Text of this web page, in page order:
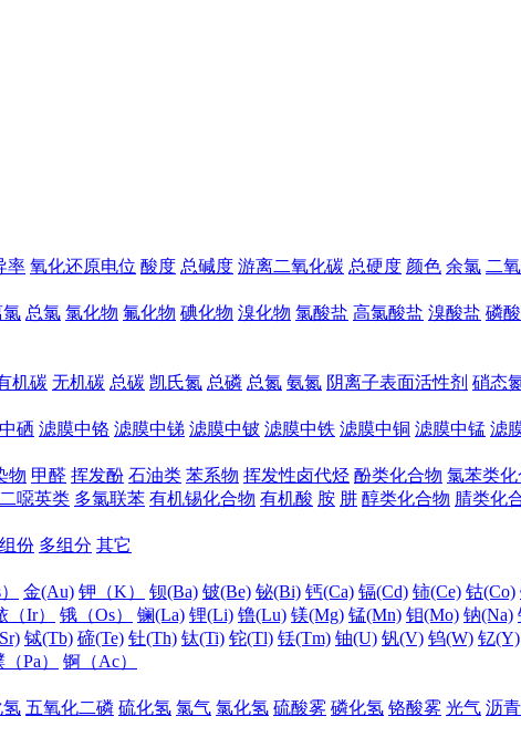
率 氧化还原电位 酸度 总碱度 游离二氧化碳 总硬度 颜色 余氯 二
氯 总氯 氯化物 氟化物 碘化物 溴化物 氯酸盐 高氯酸盐 溴酸盐 磷
机碳 无机碳 总碳 凯氏氮 总磷 总氮 氨氮 阴离子表面活性剂 硝态
硒 滤膜中铬 滤膜中锑 滤膜中铍 滤膜中铁 滤膜中铜 滤膜中锰 滤
物 甲醛 挥发酚 石油类 苯系物 挥发性卤代烃 酚类化合物 氯苯类化
二噁英类 多氯联苯 有机锡化合物 有机酸 胺 肼 醇类化合物 腈类化
份 多组分 其它
金(Au) 钾（K） 钡(Ba) 铍(Be) 铋(Bi) 钙(Ca) 镉(Cd) 铈(Ce) 钴(Co)
（Ir） 锇（Os） 镧(La) 锂(Li) 镥(Lu) 镁(Mg) 锰(Mn) 钼(Mo) 钠(Na)
铽(Tb) 碲(Te) 钍(Th) 钛(Ti) 铊(Tl) 铥(Tm) 铀(U) 钒(V) 钨(W) 钇(Y)
Pa）
锕（Ac）
氢 五氧化二磷 硫化氢 氯气 氯化氢 硫酸雾 磷化氢 铬酸雾 光气 沥